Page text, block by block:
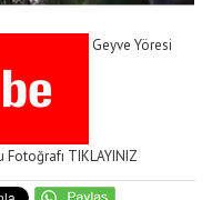
Geyve Yöresi
Fotoğrafı TIKLAYINIZ